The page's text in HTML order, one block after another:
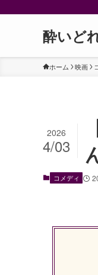
酔いど
ホーム 映画
2026
4/03
コメディ